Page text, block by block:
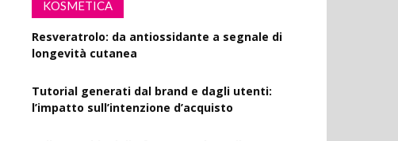
KOSMETICA
Resveratrolo: da antiossidante a segnale di
longevità cutanea
Tutorial generati dal brand e dagli utenti:
l’impatto sull’intenzione d’acquisto